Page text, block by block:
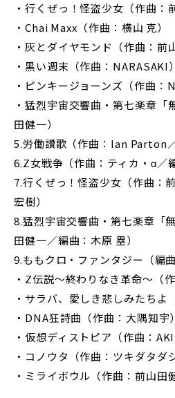
・行くぜっ！怪盗少女（作曲：
・Chai Maxx（作曲：横山 克）
・灰とダイヤモンド（作曲：前
・黒い週末（作曲：NARASAKI）
・ピンキージョーンズ（作曲：
・猛烈宇宙交響曲・第七楽章「
田健一）
5.労働讃歌（作曲：Ian Parton
6.Z女戦争（作曲：ティカ・α／
7.行くぜっ！怪盗少女（作曲：
宏樹）
8.猛烈宇宙交響曲・第七楽章「
田健一／編曲：木原 塁）
9.ももクロ・ファンタジー（編
・Z伝説～終わりなき革命～（
・サラバ、愛しき悲しみたちよ
・DNA狂詩曲（作曲：大隅知宇）
・仮想ディストピア（作曲：
・コノウタ（作曲：ツキダタダシ
・ミライボウル（作曲：前山田